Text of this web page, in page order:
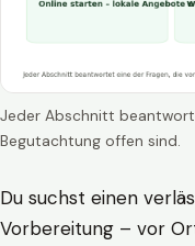
Jeder Abschnitt
Begutachtung offen sind.
Du suchst einen
Vorbereitung – vor